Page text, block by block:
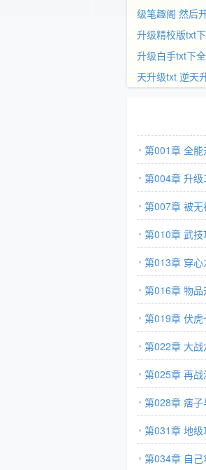
级笔趣阁 然后
升级精校版txt
升级白手txt下
天升级txt 逆天
第001章 全
第004章 升
第007章 被
第010章 武技
第013章 穿
第016章 物品
第019章 伏虎
第022章 大战
第025章 再
更）
第028章 痞
第031章 地级
第034章 自己